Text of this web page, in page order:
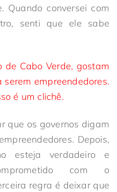
Quando conversei com
senti que ele sabe
de Cabo Verde, gostam
empreendedores.
é um clichê.
que os governos digam
Depois,
esteja verdadeiro e
com o
regra é deixar que